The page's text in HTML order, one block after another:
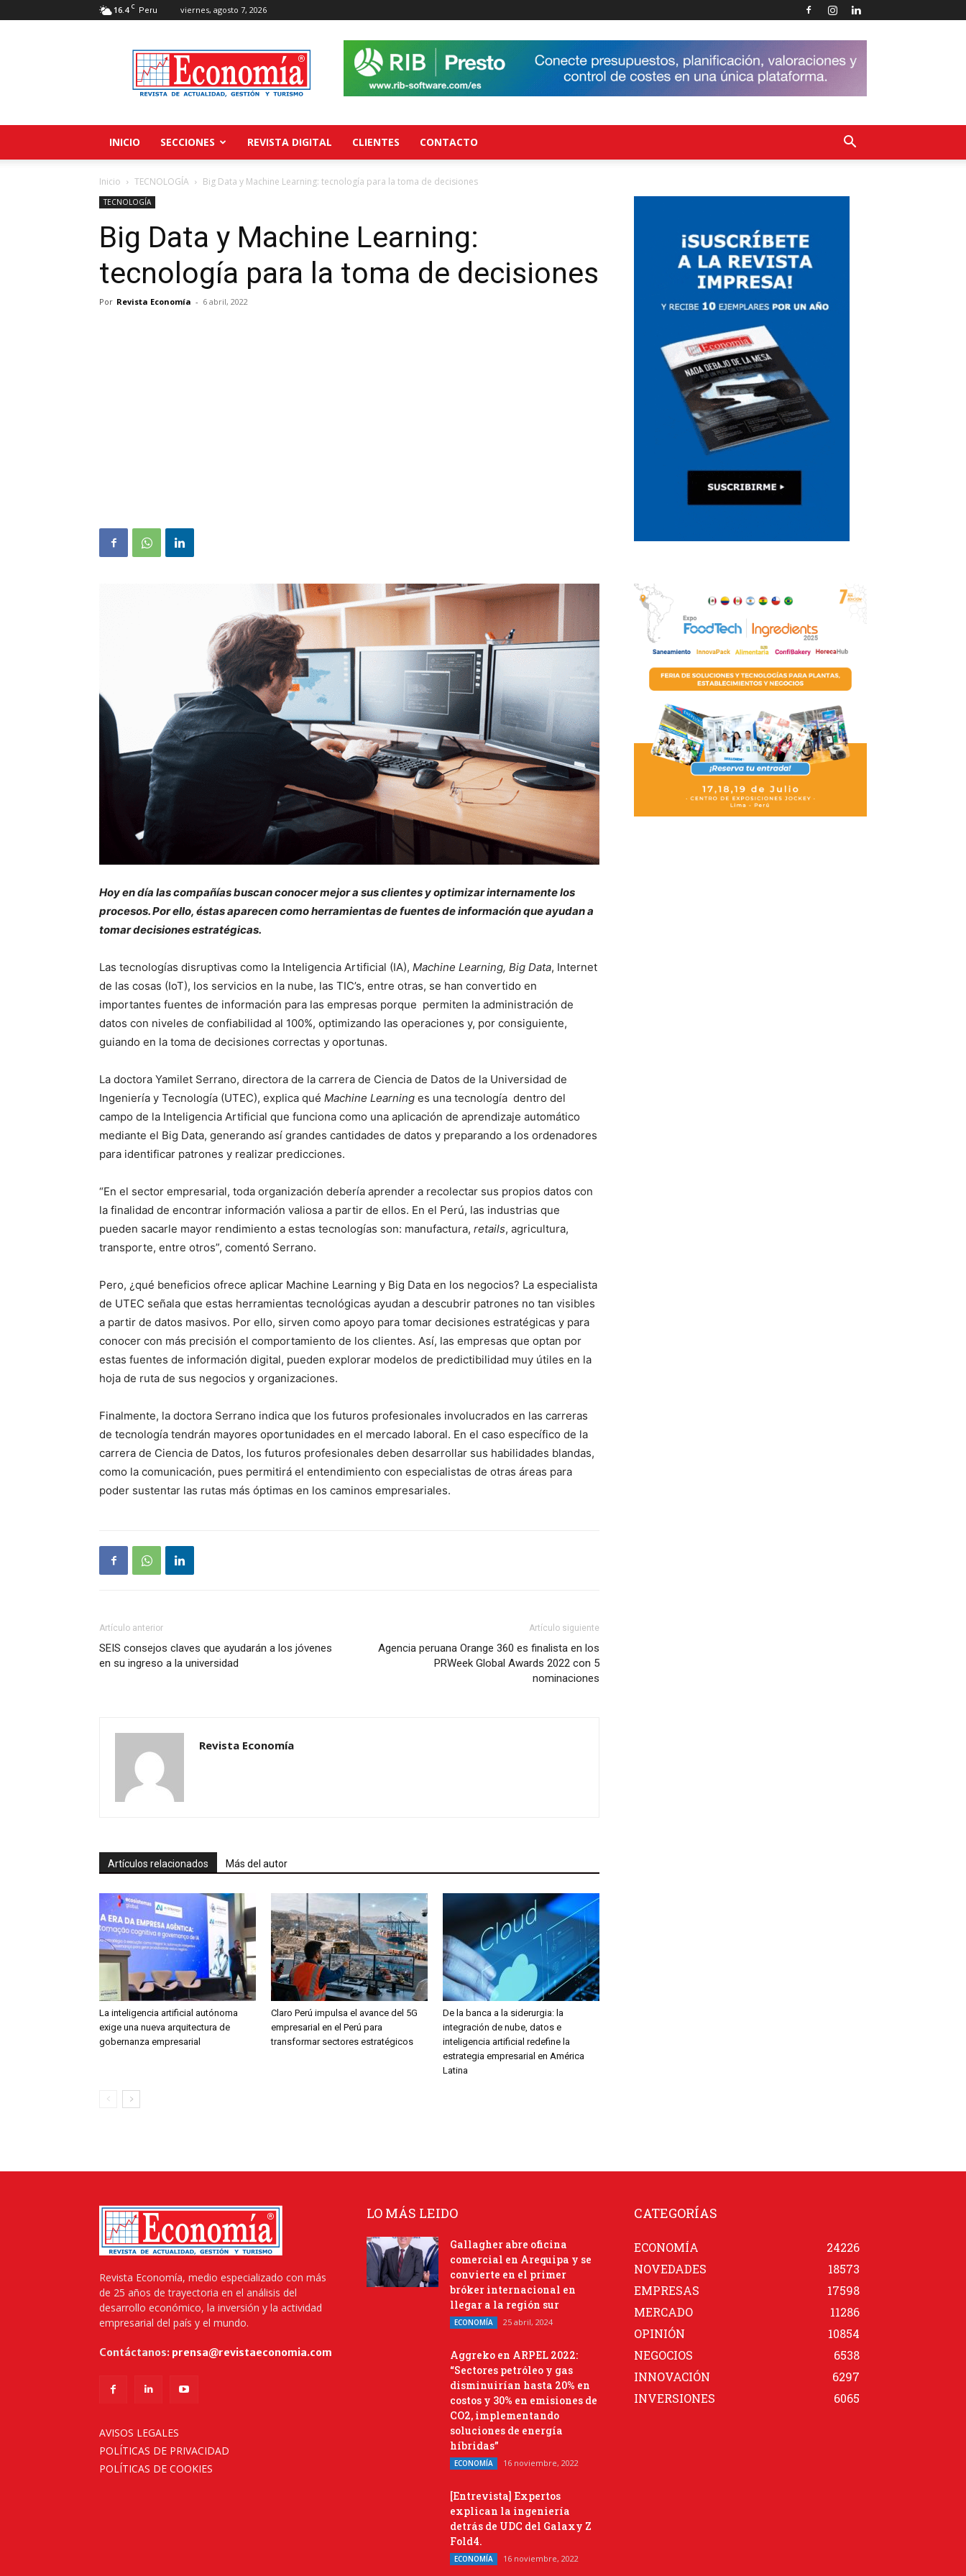
16.4 C Peru viernes, agosto 7, 2026
Revista
Economía
INICIO SECCIONES REVISTA DIGITAL CLIENTES CONTACTO
Inicio TECNOLOGÍA Big Data y Machine Learning: tecnología para la toma de decisiones
TECNOLOGÍA
Big Data y Machine Learning:
tecnología para la toma de decisiones
Por Revista Economía - 6 abril, 2022
Hoy en día las compañías buscan conocer mejor a sus clientes y optimizar internamente los
procesos. Por ello, éstas aparecen como herramientas de fuentes de información que ayudan a
tomar decisiones estratégicas.
Las tecnologías disruptivas como la Inteligencia Artificial (IA), Machine Learning, Big Data, Internet
de las cosas (IoT), los servicios en la nube, las TIC’s, entre otras, se han convertido en
importantes fuentes de información para las empresas porque permiten la administración de
datos con niveles de confiabilidad al 100%, optimizando las operaciones y, por consiguiente,
guiando en la toma de decisiones correctas y oportunas.
La doctora Yamilet Serrano, directora de la carrera de Ciencia de Datos de la Universidad de
Ingeniería y Tecnología (UTEC), explica qué Machine Learning es una tecnología dentro del
campo de la Inteligencia Artificial que funciona como una aplicación de aprendizaje automático
mediante el Big Data, generando así grandes cantidades de datos y preparando a los ordenadores
para identificar patrones y realizar predicciones.
“En el sector empresarial, toda organización debería aprender a recolectar sus propios datos con
la finalidad de encontrar información valiosa a partir de ellos. En el Perú, las industrias que
pueden sacarle mayor rendimiento a estas tecnologías son: manufactura, retails, agricultura,
transporte, entre otros”, comentó Serrano.
Pero, ¿qué beneficios ofrece aplicar Machine Learning y Big Data en los negocios? La especialista
de UTEC señala que estas herramientas tecnológicas ayudan a descubrir patrones no tan visibles
a partir de datos masivos. Por ello, sirven como apoyo para tomar decisiones estratégicas y para
conocer con más precisión el comportamiento de los clientes. Así, las empresas que optan por
estas fuentes de información digital, pueden explorar modelos de predictibilidad muy útiles en la
hoja de ruta de sus negocios y organizaciones.
Finalmente, la doctora Serrano indica que los futuros profesionales involucrados en las carreras
de tecnología tendrán mayores oportunidades en el mercado laboral. En el caso específico de la
carrera de Ciencia de Datos, los futuros profesionales deben desarrollar sus habilidades blandas,
como la comunicación, pues permitirá el entendimiento con especialistas de otras áreas para
poder sustentar las rutas más óptimas en los caminos empresariales.
Artículo anterior
SEIS consejos claves que ayudarán a los jóvenes
en su ingreso a la universidad
Artículo siguiente
Agencia peruana Orange 360 es finalista en los
PRWeek Global Awards 2022 con 5
nominaciones
Revista Economía
Artículos relacionados Más del autor
La inteligencia artificial autónoma
exige una nueva arquitectura de
gobernanza empresarial
Claro Perú impulsa el avance del 5G
empresarial en el Perú para
transformar sectores estratégicos
De la banca a la siderurgia: la
integración de nube, datos e
inteligencia artificial redefine la
estrategia empresarial en América
Latina
Revista Economía, medio especializado con más
de 25 años de trayectoria en el análisis del
desarrollo económico, la inversión y la actividad
empresarial del país y el mundo.
Contáctanos: prensa@revistaeconomia.com
AVISOS LEGALES
POLÍTICAS DE PRIVACIDAD
POLÍTICAS DE COOKIES
LO MÁS LEIDO
Gallagher abre oficina
comercial en Arequipa y se
convierte en el primer
bróker internacional en
llegar a la región sur
ECONOMÍA 25 abril, 2024
Aggreko en ARPEL 2022:
“Sectores petróleo y gas
disminuirían hasta 20% en
costos y 30% en emisiones de
CO2, implementando
soluciones de energía
híbridas”
ECONOMÍA 16 noviembre, 2022
[Entrevista] Expertos
explican la ingeniería
detrás de UDC del Galaxy Z
Fold4.
ECONOMÍA 16 noviembre, 2022
CATEGORÍAS
ECONOMÍA
24226
NOVEDADES
18573
EMPRESAS
17598
MERCADO
11286
OPINIÓN
10854
NEGOCIOS
6538
INNOVACIÓN
6297
INVERSIONES
6065